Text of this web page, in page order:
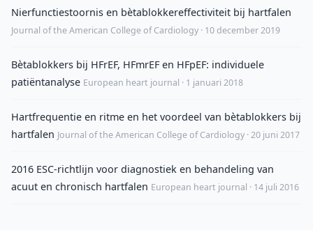
Nierfunctiestoornis en bètablokkereffectiviteit bij hartfalen
Journal of the American College of Cardiology · 10 december 2019
Bètablokkers bij HFrEF, HFmrEF en HFpEF: individuele
patiëntanalyse European heart journal · 1 januari 2018
Hartfrequentie en ritme en het voordeel van bètablokkers bij
hartfalen Journal of the American College of Cardiology · 20 juni 2017
2016 ESC-richtlijn voor diagnostiek en behandeling van
acuut en chronisch hartfalen European heart journal · 14 juli 2016